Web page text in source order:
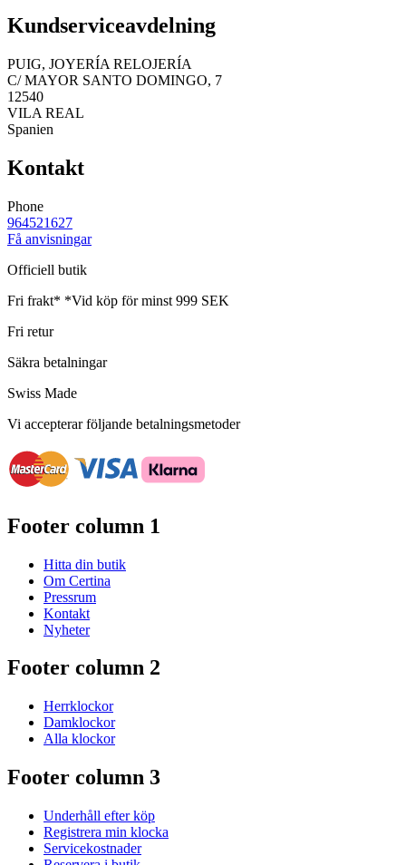
Kundserviceavdelning
PUIG, JOYERÍA RELOJERÍA
C/ MAYOR SANTO DOMINGO, 7
12540
VILA REAL
Spanien
Kontakt
Phone
964521627
Få anvisningar
Officiell butik
Fri frakt* *Vid köp för minst 999 SEK
Fri retur
Säkra betalningar
Swiss Made
Vi accepterar följande betalningsmetoder
Footer column 1
Hitta din butik
Om Certina
Pressrum
Kontakt
Nyheter
Footer column 2
Herrklockor
Damklockor
Alla klockor
Footer column 3
Underhåll efter köp
Registrera min klocka
Servicekostnader